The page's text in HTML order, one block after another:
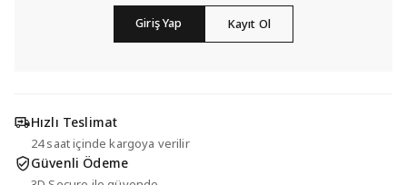
Giriş Yap Kayıt Ol
Hızlı Teslimat
24 saat içinde kargoya verilir
Güvenli Ödeme